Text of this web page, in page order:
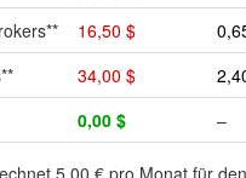
16,50 $
34,00 $
0,00 $ –
5,00 € pro Monat für